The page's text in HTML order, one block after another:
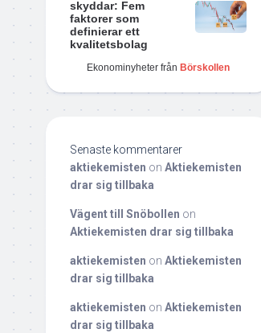
skyddar: Fem
faktorer som
definierar ett
kvalitetsbolag
Ekonominyheter från Börskollen
Senaste kommentarer
aktiekemisten on Aktiekemisten
drar sig tillbaka
Vägent till Snöbollen on
Aktiekemisten drar sig tillbaka
aktiekemisten on Aktiekemisten
drar sig tillbaka
aktiekemisten on Aktiekemisten
drar sig tillbaka